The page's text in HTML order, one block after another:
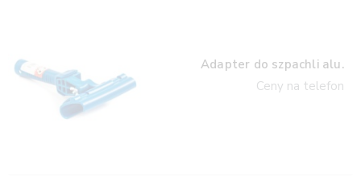
Adapter do szpachli alu.
Ceny na telefon